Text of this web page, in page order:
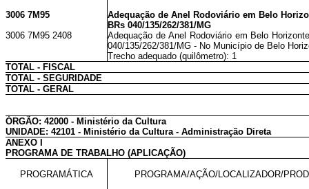
3006 7M95
Adequação de Anel Rodoviário em Belo
BRs 040/135/262/381/MG
3006 7M95 2408
Adequação de Anel Rodoviário em Belo
040/135/262/381/MG - No Município de Belo
Trecho adequado (quilômetro): 1
TOTAL - FISCAL
TOTAL - SEGURIDADE
TOTAL - GERAL
ÓRGÃO: 42000 - Ministério da Cultura
UNIDADE: 42101 - Ministério da Cultura - Administração Direta
ANEXO I
PROGRAMA DE TRABALHO (APLICAÇÃO)
PROGRAMÁTICA PROGRAMA/AÇÃO/LOCALIZADOR/